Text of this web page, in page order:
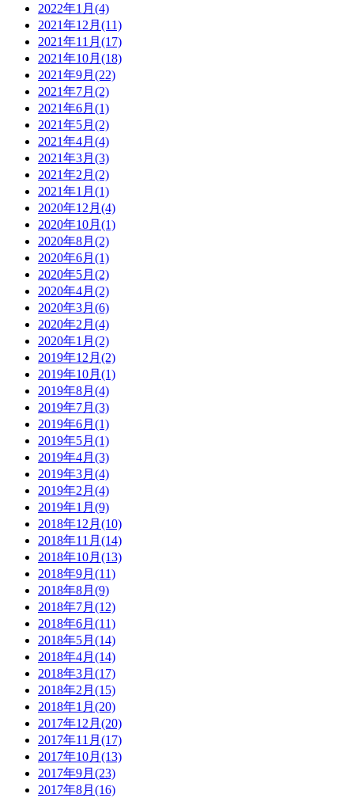
2022年1月(4)
2021年12月(11)
2021年11月(17)
2021年10月(18)
2021年9月(22)
2021年7月(2)
2021年6月(1)
2021年5月(2)
2021年4月(4)
2021年3月(3)
2021年2月(2)
2021年1月(1)
2020年12月(4)
2020年10月(1)
2020年8月(2)
2020年6月(1)
2020年5月(2)
2020年4月(2)
2020年3月(6)
2020年2月(4)
2020年1月(2)
2019年12月(2)
2019年10月(1)
2019年8月(4)
2019年7月(3)
2019年6月(1)
2019年5月(1)
2019年4月(3)
2019年3月(4)
2019年2月(4)
2019年1月(9)
2018年12月(10)
2018年11月(14)
2018年10月(13)
2018年9月(11)
2018年8月(9)
2018年7月(12)
2018年6月(11)
2018年5月(14)
2018年4月(14)
2018年3月(17)
2018年2月(15)
2018年1月(20)
2017年12月(20)
2017年11月(17)
2017年10月(13)
2017年9月(23)
2017年8月(16)